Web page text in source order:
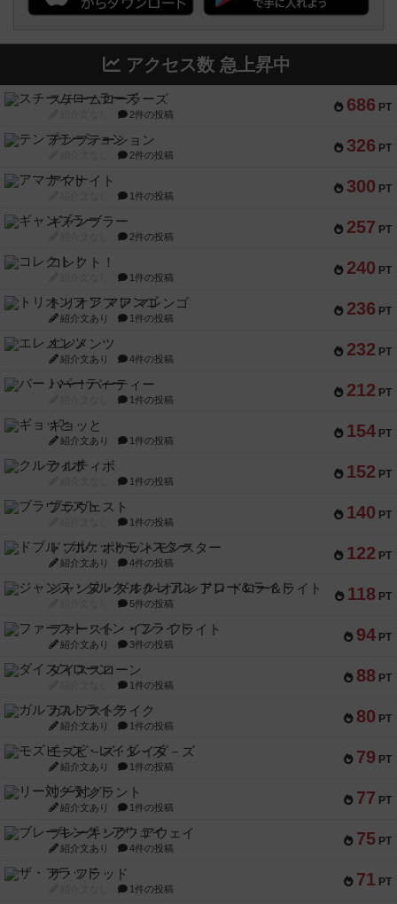
アクセス数 急上昇中
686 PT
スチームローラーズ
2件の投稿
326 PT
テンプテーション
2件の投稿
300 PT
アマナイト
1件の投稿
257 PT
ギャンブラー
2件の投稿
240 PT
コレクト！
1件の投稿
236 PT
トリオンフ ア マレンゴ
紹介文あり 1件の投稿
232 PT
エレメンツ
紹介文あり 4件の投稿
212 PT
バー！パーティー
1件の投稿
154 PT
ギョッと
紹介文あり 1件の投稿
152 PT
クルティボ
1件の投稿
140 PT
ブラヴェスト
1件の投稿
122 PT
ドブル：ポケットモンスター
紹介文あり 4件の投稿
118 PT
ジャンヌ・ダルク-オルレアン ドロー＆ライト
5件の投稿
94 PT
ファースト・イン・フライト
紹介文あり 3件の投稿
88 PT
ダイススローン
1件の投稿
80 PT
ガルフストライク
紹介文あり 1件の投稿
79 PT
モズビ－ズ・レイダ－ズ
紹介文あり 1件の投稿
77 PT
リー対グラント
紹介文あり 1件の投稿
75 PT
ブレーキング・アウェイ
紹介文あり 4件の投稿
71 PT
ザ・フラッド
1件の投稿